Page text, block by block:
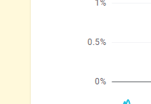
まとめ